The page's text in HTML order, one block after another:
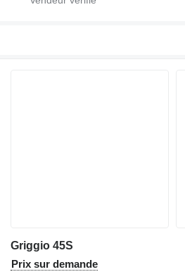
Griggio 45S
Prix sur demande